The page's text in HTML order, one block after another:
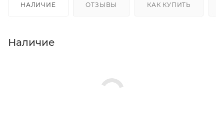
НАЛИЧИЕ ОТЗЫВЫ КАК КУПИТЬ
Наличие